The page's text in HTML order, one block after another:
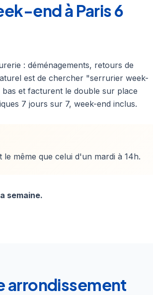
end à Paris 6
: déménagements, retours de
est de chercher "serrurier week-
et facturent le double sur place
7 jours sur 7, week-end inclus.
même que celui d'un mardi à 14h.
semaine.
arrondissement